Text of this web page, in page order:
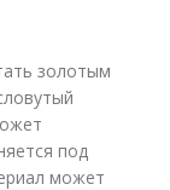
золотым
под
может